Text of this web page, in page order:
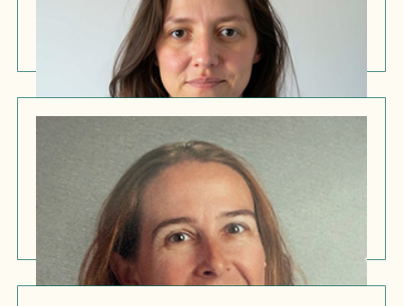
Dana Ford
Especialista superior en certificación agrícola